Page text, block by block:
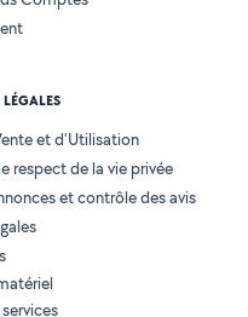
et d'Utilisation
respect de la vie privée
et contrôle des avis